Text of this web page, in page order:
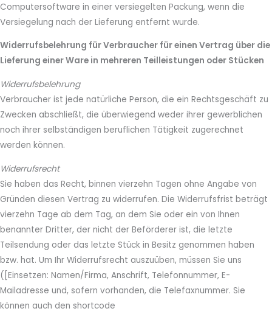
Computersoftware in einer versiegelten Packung, wenn die
Versiegelung nach der Lieferung entfernt wurde.
Widerrufsbelehrung für Verbraucher für einen Vertrag über die
Lieferung einer Ware in mehreren Teilleistungen oder Stücken
Widerrufsbelehrung
Verbraucher ist jede natürliche Person, die ein Rechtsgeschäft zu
Zwecken abschließt, die überwiegend weder ihrer gewerblichen
noch ihrer selbständigen beruflichen Tätigkeit zugerechnet
werden können.
Widerrufsrecht
Sie haben das Recht, binnen vierzehn Tagen ohne Angabe von
Gründen diesen Vertrag zu widerrufen. Die Widerrufsfrist beträgt
vierzehn Tage ab dem Tag, an dem Sie oder ein von Ihnen
benannter Dritter, der nicht der Beförderer ist, die letzte
Teilsendung oder das letzte Stück in Besitz genommen haben
bzw. hat. Um Ihr Widerrufsrecht auszuüben, müssen Sie uns
([Einsetzen: Namen/Firma, Anschrift, Telefonnummer, E-
Mailadresse und, sofern vorhanden, die Telefaxnummer. Sie
können auch den shortcode